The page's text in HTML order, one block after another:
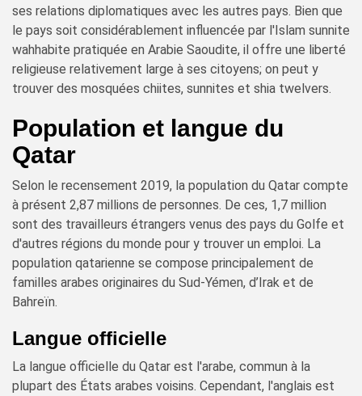
ses relations diplomatiques avec les autres pays. Bien que
le pays soit considérablement influencée par l'Islam sunnite
wahhabite pratiquée en Arabie Saoudite, il offre une liberté
religieuse relativement large à ses citoyens; on peut y
trouver des mosquées chiites, sunnites et shia twelvers.
Population et langue du
Qatar
Selon le recensement 2019, la population du Qatar compte
à présent 2,87 millions de personnes. De ces, 1,7 million
sont des travailleurs étrangers venus des pays du Golfe et
d'autres régions du monde pour y trouver un emploi. La
population qatarienne se compose principalement de
familles arabes originaires du Sud-Yémen, d’Irak et de
Bahreïn.
Langue officielle
La langue officielle du Qatar est l'arabe, commun à la
plupart des États arabes voisins. Cependant, l'anglais est